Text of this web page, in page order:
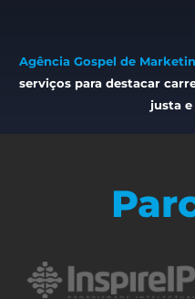
Agência Gospel de
serviços para destacar
justa e